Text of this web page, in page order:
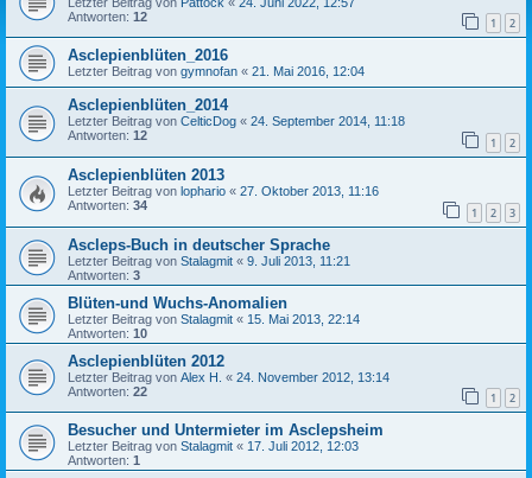
Antworten: 12 1 2
Asclepienblüten_2016
Letzter Beitrag von gymnofan « 21. Mai 2016, 12:04
Asclepienblüten_2014
Letzter Beitrag von CelticDog « 24. September 2014, 11:18
Antworten: 12 1 2
Asclepienblüten 2013
Letzter Beitrag von lophario « 27. Oktober 2013, 11:16
Antworten: 34 1 2 3
Ascleps-Buch in deutscher Sprache
Letzter Beitrag von Stalagmit « 9. Juli 2013, 11:21
Antworten: 3
Blüten-und Wuchs-Anomalien
Letzter Beitrag von Stalagmit « 15. Mai 2013, 22:14
Antworten: 10
Asclepienblüten 2012
Letzter Beitrag von Alex H. « 24. November 2012, 13:14
Antworten: 22 1 2
Besucher und Untermieter im Asclepsheim
Letzter Beitrag von Stalagmit « 17. Juli 2012, 12:03
Antworten: 1